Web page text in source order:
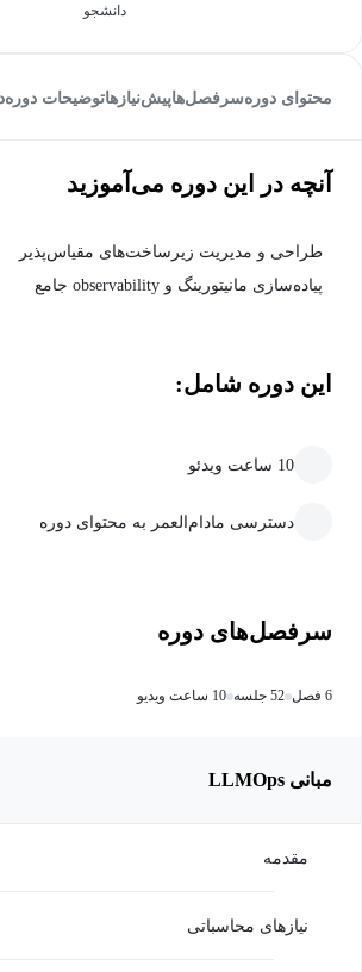
دانشجو
محتوای دورهسرفصل‌هاپیش‌نیاز‌هاتوضیحات دوره
آنچه در این دوره می‌آموزید
طراحی و مدیریت زیرساخت‌های مقیاس‌پذیر
پیاده‌سازی مانیتورینگ و observability جامع
این دوره شامل:
10 ساعت ویدئو
دسترسی مادام‌العمر به محتوای دوره
سرفصل‌های دوره
6 فصل 52 جلسه 10 ساعت ویدیو
مبانی LLMOps
مقدمه
نیازهای محاسباتی